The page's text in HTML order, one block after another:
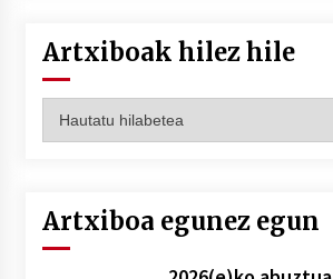
Artxiboak hilez hile
hilez
Artxiboa egunez egun